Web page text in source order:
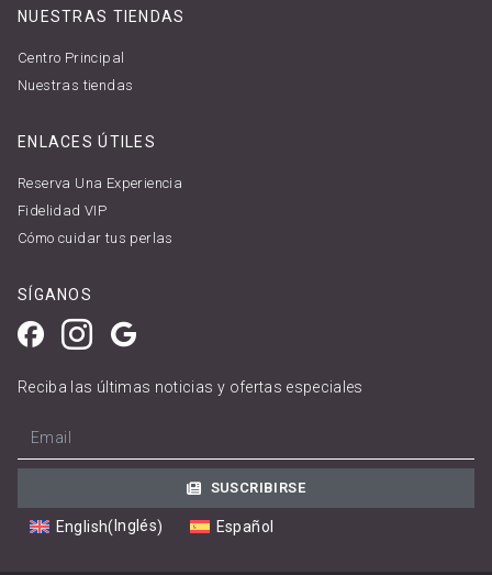
NUESTRAS TIENDAS
Centro Principal
Nuestras tiendas
ENLACES ÚTILES
Reserva Una Experiencia
Fidelidad VIP
Cómo cuidar tus perlas
SÍGANOS
FacebookInstagram
Google
Reciba las últimas noticias y ofertas especiales
Your email address
SUSCRIBIRSE
English( Inglés) Español